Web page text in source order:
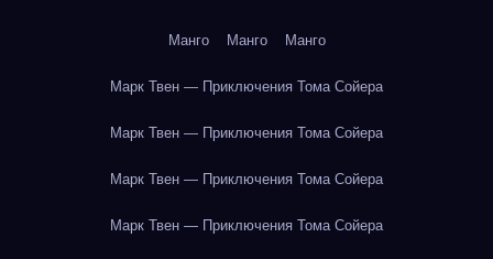
Манго Манго Манго
Марк Твен — Приключения Тома Сойера
Марк Твен — Приключения Тома Сойера
Марк Твен — Приключения Тома Сойера
Марк Твен — Приключения Тома Сойера